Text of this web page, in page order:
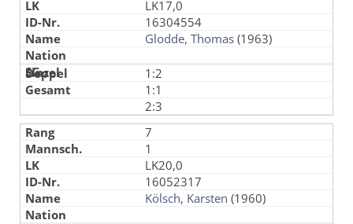
LK17,0
16304554
Glodde, Thomas (1963)
1:2
1:1
2:3
7
1
LK20,0
16052317
Kölsch, Karsten (1960)